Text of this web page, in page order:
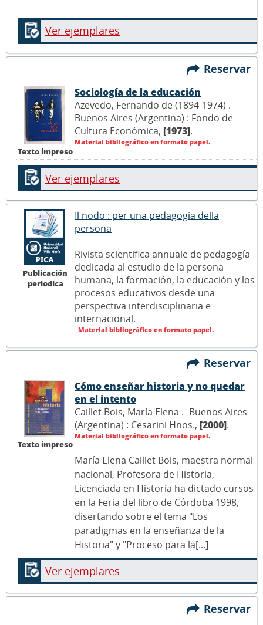
Ver ejemplares
Reservar
Texto impreso
Sociología de la educación
Azevedo, Fernando de (1894-1974) .-
Buenos Aires (Argentina) : Fondo de
Cultura Económica, [1973].
Material bibliográfico en formato papel.
Ver ejemplares
Publicación
períodica
Il nodo : per una pedagogia della
persona
Rivista scientifica annuale de pedagogía
dedicada al estudio de la persona
humana, la formación, la educación y los
procesos educativos desde una
perspectiva interdisciplinaria e
internacional.
Material bibliográfico en formato papel.
Reservar
Texto impreso
Cómo enseñar historia y no quedar
en el intento
Caillet Bois, María Elena .- Buenos Aires
(Argentina) : Cesarini Hnos., [2000].
Material bibliográfico en formato papel.
María Elena Caillet Bois, maestra normal
nacional, Profesora de Historia,
Licenciada en Historia ha dictado cursos
en la Feria del libro de Córdoba 1998,
disertando sobre el tema "Los
paradigmas en la enseñanza de la
Historia" y "Proceso para la[...]
Ver ejemplares
Reservar